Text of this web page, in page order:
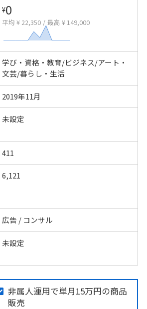
¥0
平均 ¥ 22,350 / 最高 ¥ 149,000
学び・資格・教育/ビジネス/アート・
文芸/暮らし・生活
2019年11月
未設定
411
6,121
広告 / コンサル
未設定
非属人運用で単月15万円の商品
販売